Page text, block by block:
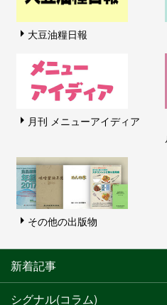
大豆油糧日報
月刊 メニューアイディア
その他の出版物
新着記事
シグナル(コラム)